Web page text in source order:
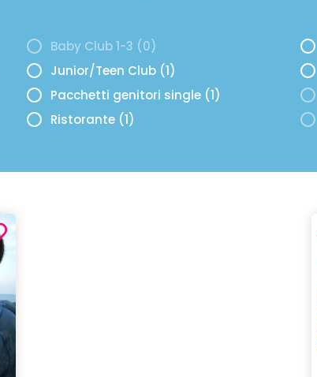
Baby Club 1-3 (0)
Junior/Teen Club (1)
Pacchetti genitori single (1)
Ristorante (1)